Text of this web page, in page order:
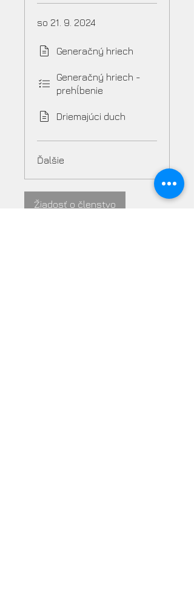
so 21. 9. 2024
Generačný hriech
Generačný hriech -
prehĺbenie
Driemajúci duch
Ďalšie
Žiadosť o členstvo